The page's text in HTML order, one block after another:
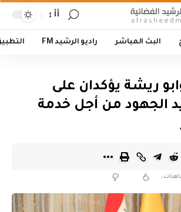
أأ
البث المباشر راديو الرشيد FM
ريشة يؤكدان على
الجهود من أجل خدمة